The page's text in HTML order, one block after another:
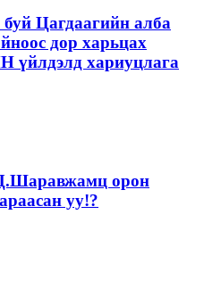
буй Цагдаагийн алба
дор харьцах
хариуцлага
орон
уу!?